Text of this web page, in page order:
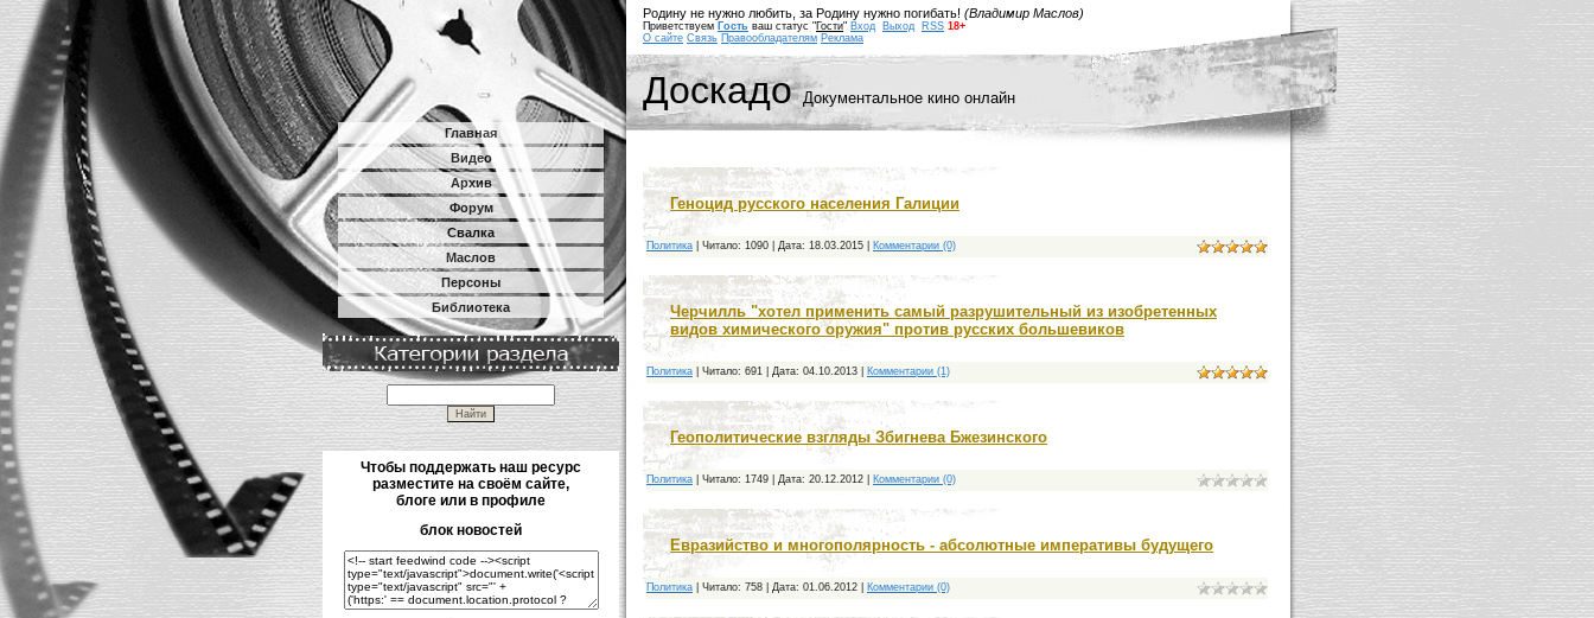
Главная
Видео
Архив
Форум
Свалка
Маслов
Персоны
Библиотека
Чтобы поддержать наш ресурс
разместите на своём сайте,
блоге или в профиле
блок новостей
Родину не нужно любить, за Родину нужно погибать! (Владимир Маслов)
Приветствуем Гость ваш статус "Гости" Вход Выход RSS 18+
О сайте Связь Правообладателям Реклама
ДоскадоДокументальное кино онлайн
Геноцид русского населения Галиции
Политика Читало: 1090 Дата: 18.03.2015 Комментарии (0)
Черчилль "хотел применить самый разрушительный из изобретенных
видов химического оружия" против русских большевиков
Политика Читало: 691 Дата: 04.10.2013 Комментарии (1)
Геополитические взгляды Збигнева Бжезинского
Политика Читало: 1749 Дата: 20.12.2012 Комментарии (0)
Евразийство и многополярность - абсолютные императивы будущего
Политика Читало: 758 Дата: 01.06.2012 Комментарии (0)